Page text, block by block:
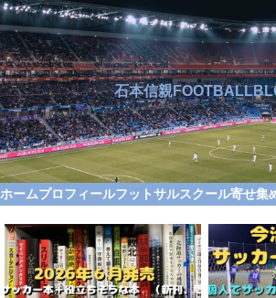
石本信親
ホームプロフィールフットサルスクール寄せ集